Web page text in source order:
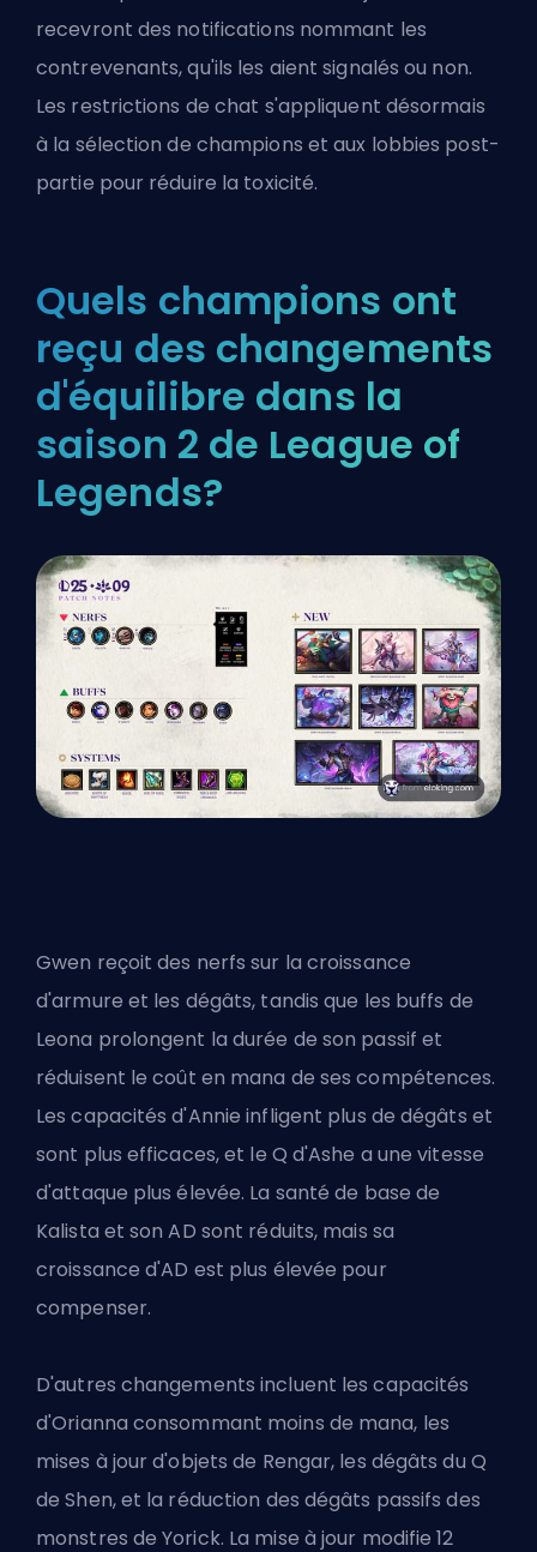
recevront des notifications nommant les
contrevenants, qu'ils les aient signalés ou non.
Les restrictions de chat s'appliquent désormais
à la sélection de champions et aux lobbies post-
partie pour réduire la toxicité.
Quels champions ont
reçu des changements
d'équilibre dans la
saison 2 de League of
Legends?
Gwen reçoit des nerfs sur la croissance
d'armure et les dégâts, tandis que les buffs de
Leona prolongent la durée de son passif et
réduisent le coût en mana de ses compétences.
Les capacités d'Annie infligent plus de dégâts et
sont plus efficaces, et le Q d'Ashe a une vitesse
d'attaque plus élevée. La santé de base de
Kalista et son AD sont réduits, mais sa
croissance d'AD est plus élevée pour
compenser.
D'autres changements incluent les capacités
d'Orianna consommant moins de mana, les
mises à jour d'objets de Rengar, les dégâts du Q
de Shen, et la réduction des dégâts passifs des
monstres de Yorick. La mise à jour modifie 12